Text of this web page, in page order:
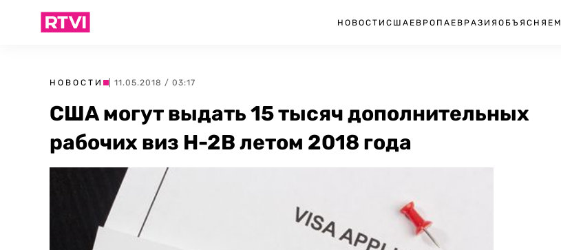
НОВОСТИ США ЕВРОПА ЕВРАЗИЯ ОБЪЯСНЯЕМ
НОВОСТИ | 11.05.2018 / 03:17
США могут выдать 15 тысяч дополнительных
рабочих виз H-2B летом 2018 года